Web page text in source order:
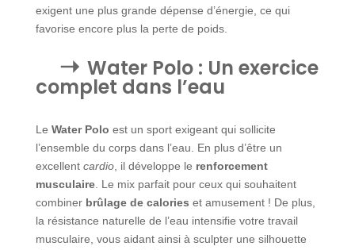
exigent une plus grande dépense d’énergie, ce qui
favorise encore plus la perte de poids.
Water Polo : Un exercice
complet dans l’eau
Le Water Polo est un sport exigeant qui sollicite
l’ensemble du corps dans l’eau. En plus d’être un
excellent cardio, il développe le renforcement
musculaire. Le mix parfait pour ceux qui souhaitent
combiner brûlage de calories et amusement ! De plus,
la résistance naturelle de l’eau intensifie votre travail
musculaire, vous aidant ainsi à sculpter une silhouette